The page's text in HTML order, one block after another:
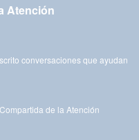
Atención
conversaciones que ayudan
de la Atención